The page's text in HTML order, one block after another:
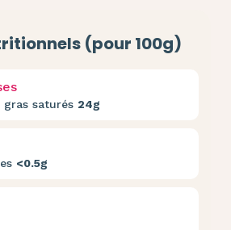
(pour 100g)
saturés 24g
<0.5g